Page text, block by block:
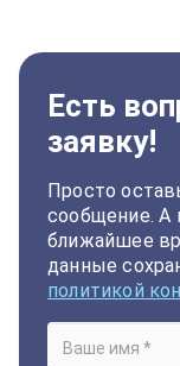
Есть
заявку!
Просто
сообщение. А
ближайшее
данные
политикой